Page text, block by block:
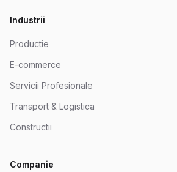
Industrii
Productie
E-commerce
Servicii Profesionale
Transport & Logistica
Constructii
Companie